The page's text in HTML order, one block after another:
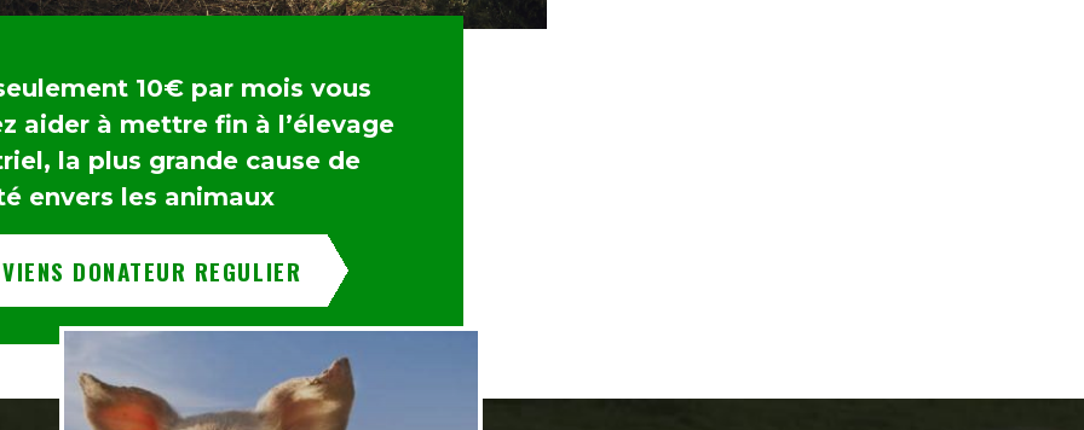
10€ par mois vous
aider à mettre fin à l’élevage
la plus grande cause de
envers les animaux
DONATEUR REGULIER